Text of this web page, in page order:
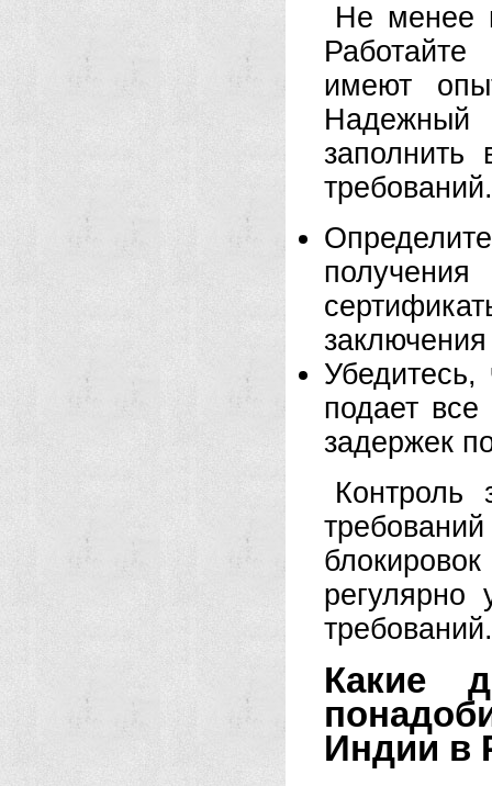
Не менее
имеют
заполнить
требований.
заключения
подает
задержек
Контроль
регулярно
требований.
Какие
Индии в